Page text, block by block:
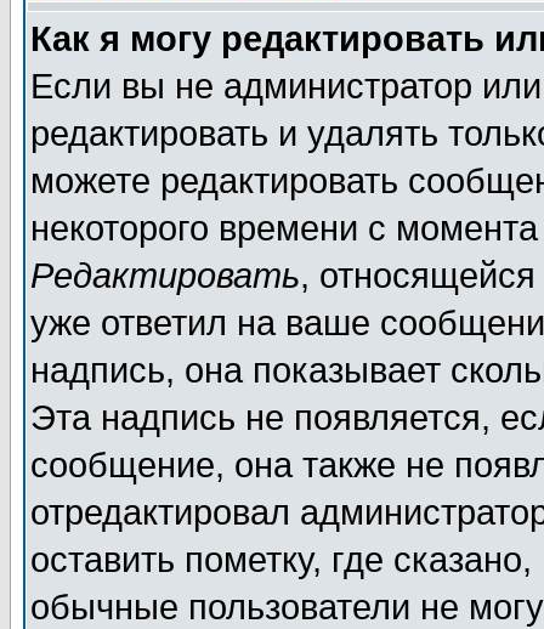
Как я могу редактировать
Если вы не администратор
редактировать и удалять
можете редактировать
некоторого времени с
Редактировать,
уже ответил на ваше
надпись, она показывает
Эта надпись не появляется,
сообщение, она также не
отредактировал
оставить пометку, где
обычные пользователи не